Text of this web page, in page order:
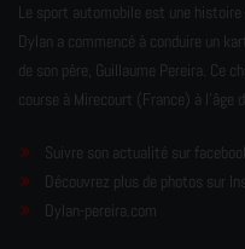
Le sport automobile est une
Dylan a commencé à conduire un
de son père, Guillaume Pereira. Ce
course à Mirecourt (France) à l'âge
Suivre son actualité sur
Découvrez plus de photos sur
Dylan-pereira.com